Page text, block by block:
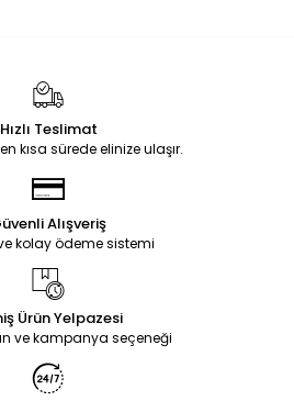
Hızlı Teslimat
kısa sürede elinize ulaşır.
Alışveriş
kolay ödeme sistemi
Ürün Yelpazesi
ve kampanya seçeneği